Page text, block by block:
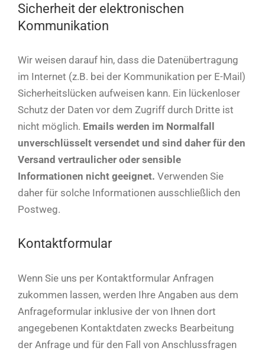
Sicherheit der elektronischen
Kommunikation
Wir weisen darauf hin, dass die Datenübertragung
im Internet (z.B. bei der Kommunikation per E-Mail)
Sicherheitslücken aufweisen kann. Ein lückenloser
Schutz der Daten vor dem Zugriff durch Dritte ist
nicht möglich. Emails werden im Normalfall
unverschlüsselt versendet und sind daher für den
Versand vertraulicher oder sensible
Informationen nicht geeignet. Verwenden Sie
daher für solche Informationen ausschließlich den
Postweg.
Kontaktformular
Wenn Sie uns per Kontaktformular Anfragen
zukommen lassen, werden Ihre Angaben aus dem
Anfrageformular inklusive der von Ihnen dort
angegebenen Kontaktdaten zwecks Bearbeitung
der Anfrage und für den Fall von Anschlussfragen